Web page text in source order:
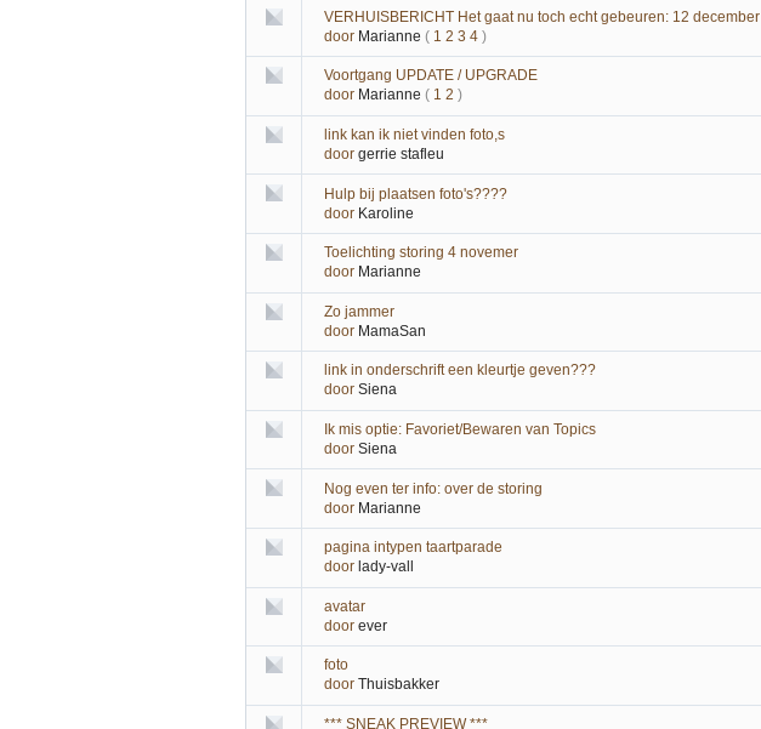
VERHUISBERICHT Het gaat nu toch echt gebeuren: 12 december
door Marianne ( 1 2 3 4 )
Voortgang UPDATE / UPGRADE
door Marianne ( 1 2 )
link kan ik niet vinden foto,s
door gerrie stafleu
Hulp bij plaatsen foto's????
door Karoline
Toelichting storing 4 novemer
door Marianne
Zo jammer
door MamaSan
link in onderschrift een kleurtje geven???
door Siena
Ik mis optie: Favoriet/Bewaren van Topics
door Siena
Nog even ter info: over de storing
door Marianne
pagina intypen taartparade
door lady-vall
avatar
door ever
foto
door Thuisbakker
*** SNEAK PREVIEW ***